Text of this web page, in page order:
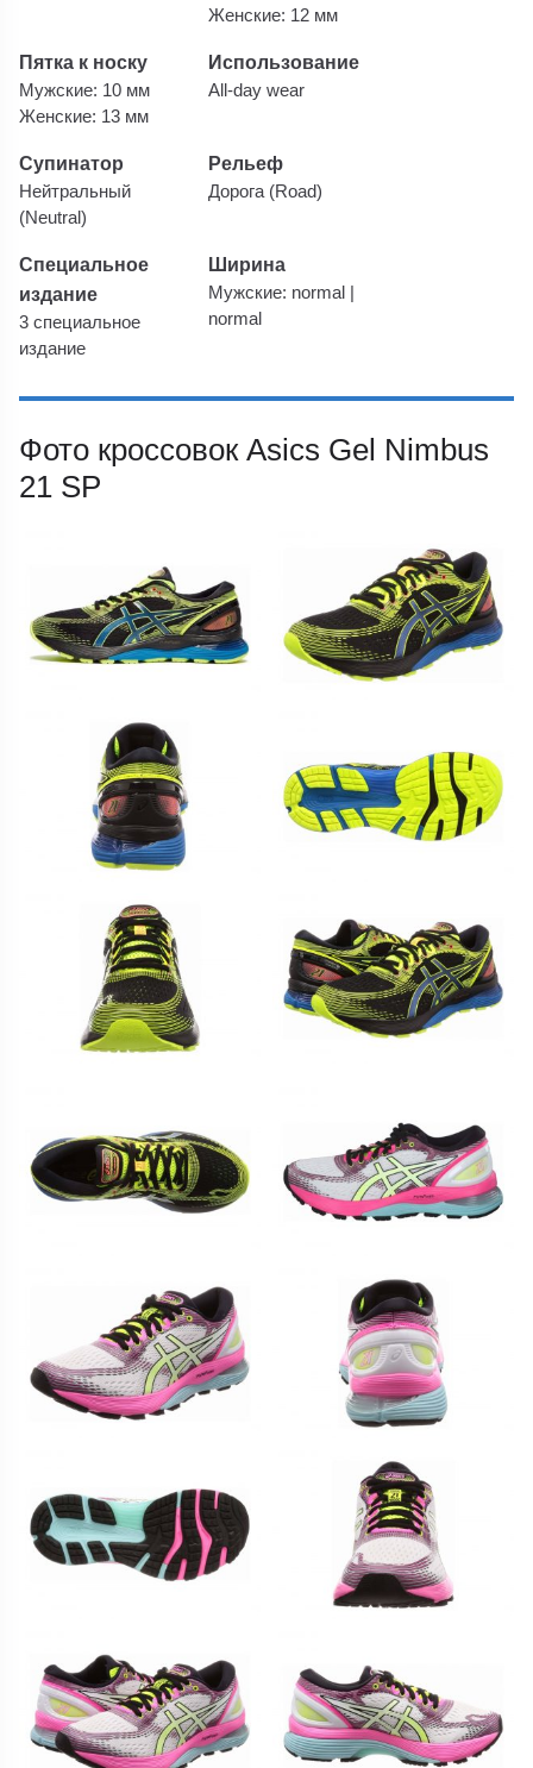
Женские: 12 мм
Пятка к носку
Мужские: 10 мм
Женские: 13 мм
Использование
All-day wear
Супинатор
Нейтральный
(Neutral)
Рельеф
Дорога (Road)
Специальное
издание
3 специальное
издание
Ширина
Мужские: normal |
normal
Фото кроссовок Asics Gel Nimbus
21 SP